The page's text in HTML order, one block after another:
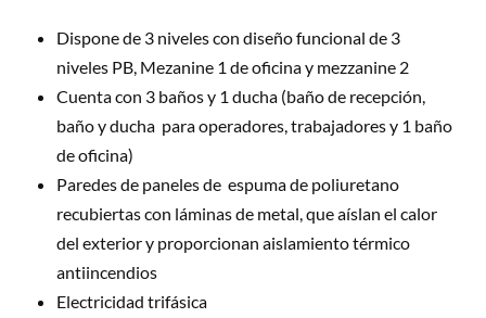
Dispone de 3 niveles con diseño funcional de 3
niveles PB, Mezanine 1 de oficina y mezzanine 2
Cuenta con 3 baños y 1 ducha (baño de recepción,
baño y ducha  para operadores, trabajadores y 1 baño
de oficina)
Paredes de paneles de  espuma de poliuretano
recubiertas con láminas de metal, que aíslan el calor
del exterior y proporcionan aislamiento térmico
antiincendios
Electricidad trifásica